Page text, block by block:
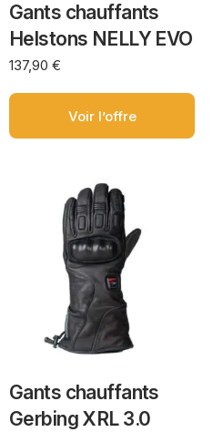
Gants chauffants
Helstons NELLY EVO
137,90 €
Voir l’offre
Gants chauffants
Gerbing XRL 3.0